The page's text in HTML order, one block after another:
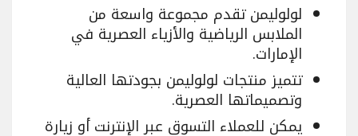
لولوليمن تقدم مجموعة واسعة من
الملابس الرياضية والأزياء العصرية في
الإمارات.
تتميز منتجات لولوليمن بجودتها العالية
وتصميماتها العصرية.
يمكن للعملاء التسوق عبر الإنترنت أو زيارة